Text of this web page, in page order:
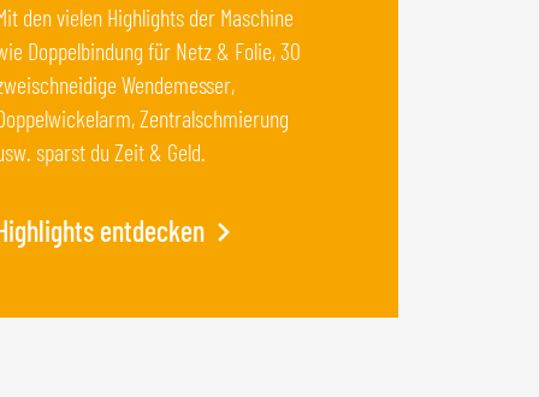
den vielen Highlights der Maschine
Doppelbindung für Netz & Folie, 30
Wendemesser,
Zentralschmierung
sparst du Zeit & Geld.
entdecken